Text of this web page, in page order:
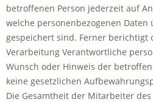
betroffenen Person jederzeit auf
welche personenbezogenen
gespeichert sind. Ferner berichtigt
Verarbeitung Verantwortliche
Wunsch oder Hinweis der
keine gesetzlichen
Die Gesamtheit der Mitarbeiter